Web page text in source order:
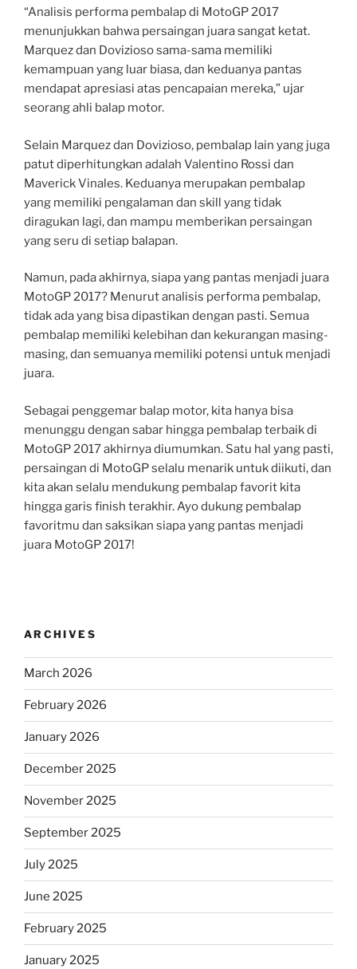
“Analisis performa pembalap di MotoGP 2017
menunjukkan bahwa persaingan juara sangat ketat.
Marquez dan Dovizioso sama-sama memiliki
kemampuan yang luar biasa, dan keduanya pantas
mendapat apresiasi atas pencapaian mereka,” ujar
seorang ahli balap motor.
Selain Marquez dan Dovizioso, pembalap lain yang juga
patut diperhitungkan adalah Valentino Rossi dan
Maverick Vinales. Keduanya merupakan pembalap
yang memiliki pengalaman dan skill yang tidak
diragukan lagi, dan mampu memberikan persaingan
yang seru di setiap balapan.
Namun, pada akhirnya, siapa yang pantas menjadi juara
MotoGP 2017? Menurut analisis performa pembalap,
tidak ada yang bisa dipastikan dengan pasti. Semua
pembalap memiliki kelebihan dan kekurangan masing-
masing, dan semuanya memiliki potensi untuk menjadi
juara.
Sebagai penggemar balap motor, kita hanya bisa
menunggu dengan sabar hingga pembalap terbaik di
MotoGP 2017 akhirnya diumumkan. Satu hal yang pasti,
persaingan di MotoGP selalu menarik untuk diikuti, dan
kita akan selalu mendukung pembalap favorit kita
hingga garis finish terakhir. Ayo dukung pembalap
favoritmu dan saksikan siapa yang pantas menjadi
juara MotoGP 2017!
ARCHIVES
March 2026
February 2026
January 2026
December 2025
November 2025
September 2025
July 2025
June 2025
February 2025
January 2025